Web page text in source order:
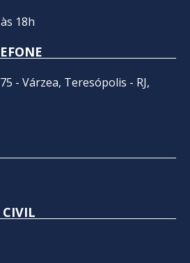
18h
- Várzea, Teresópolis - RJ,
CIVIL